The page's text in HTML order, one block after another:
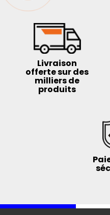
Livraison
offerte sur des
milliers de
produits